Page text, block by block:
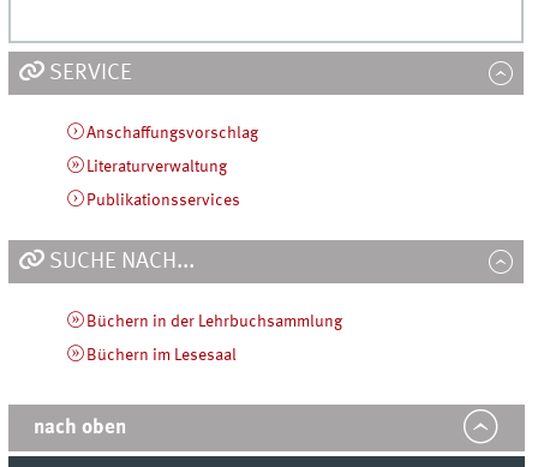
SERVICE
Anschaffungsvorschlag
Literaturverwaltung
Publikationsservices
SUCHE NACH...
Büchern in der Lehrbuchsammlung
Büchern im Lesesaal
nach oben